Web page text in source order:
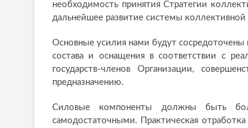
необходимость принятия Стратегии
дальнейшее развитие системы
Основные усилия нами будут
состава и оснащения в соответствии с
государств-членов Организации,
предназначению.
Силовые компоненты должны быть
самодостаточными. Практическая